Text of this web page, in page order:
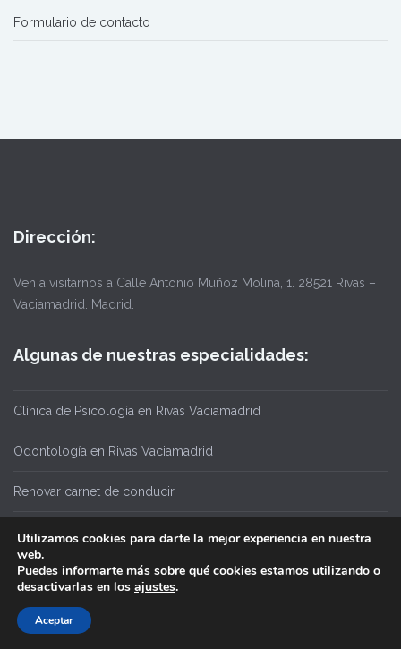
Formulario de contacto
Dirección:
Ven a visitarnos a Calle Antonio Muñoz Molina, 1. 28521 Rivas –
Vaciamadrid. Madrid.
Algunas de nuestras especialidades:
Clínica de Psicología en Rivas Vaciamadrid
Odontología en Rivas Vaciamadrid
Renovar carnet de conducir
Utilizamos cookies para darte la mejor experiencia en nuestra
web.
Puedes informarte más sobre qué cookies estamos utilizando o
desactivarlas en los ajustes.
Aceptar